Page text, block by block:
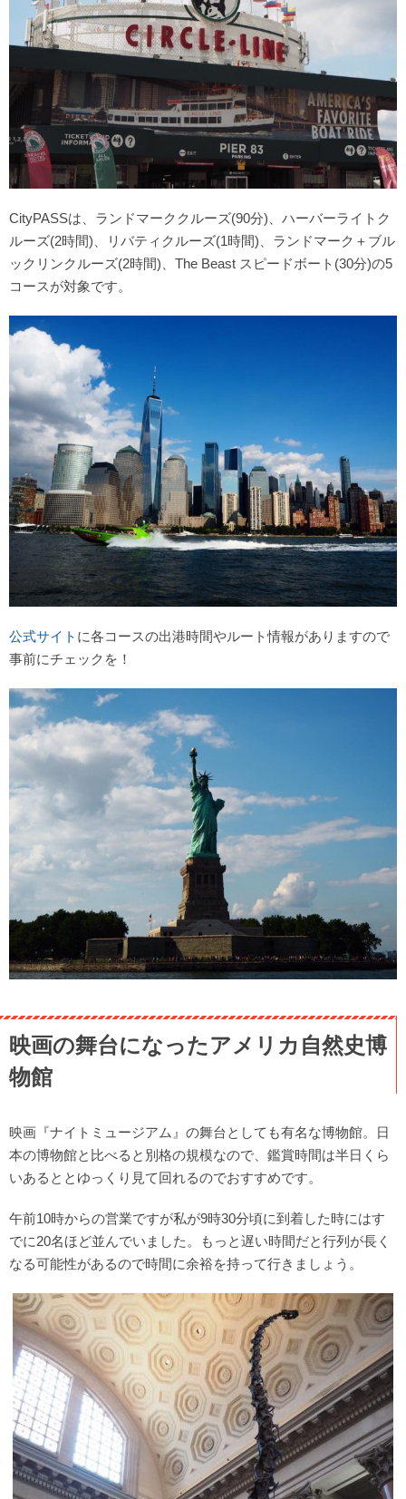
CityPASSは、ランドマーククルーズ(90分)、ハーバーライトク
ルーズ(2時間)、リバティクルーズ(1時間)、ランドマーク＋ブル
ックリンクルーズ(2時間)、The Beast スピードボート(30分)の5
コースが対象です。
公式サイト に各コースの出港時間やルート情報がありますので
事前にチェックを！
映画の舞台になったアメリカ自然史博
物館
映画『ナイトミュージアム』の舞台としても有名な博物館。日
本の博物館と比べると別格の規模なので、鑑賞時間は半日くら
いあるととゆっくり見て回れるのでおすすめです。
午前10時からの営業ですが私が9時30分頃に到着した時にはす
でに20名ほど並んでいました。もっと遅い時間だと行列が長く
なる可能性があるので時間に余裕を持って行きましょう。